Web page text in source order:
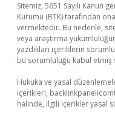
Sitemiz, 5651 Sayılı Kanun
Kurumu (BTK) tarafından
vermektedir. Bu nedenle,
veya araştırma
yazdıkları içeriklerin
bu sorumluluğu kabul etmiş
Hukuka ve yasal
içerikleri,
halinde, ilgili içerikler yasal